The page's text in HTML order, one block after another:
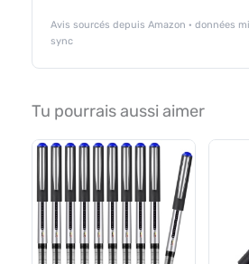
Avis sourcés depuis Amazon · données
sync
Tu pourrais aussi aimer